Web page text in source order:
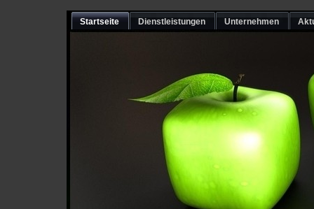
Startseite Dienstleistungen Unternehmen